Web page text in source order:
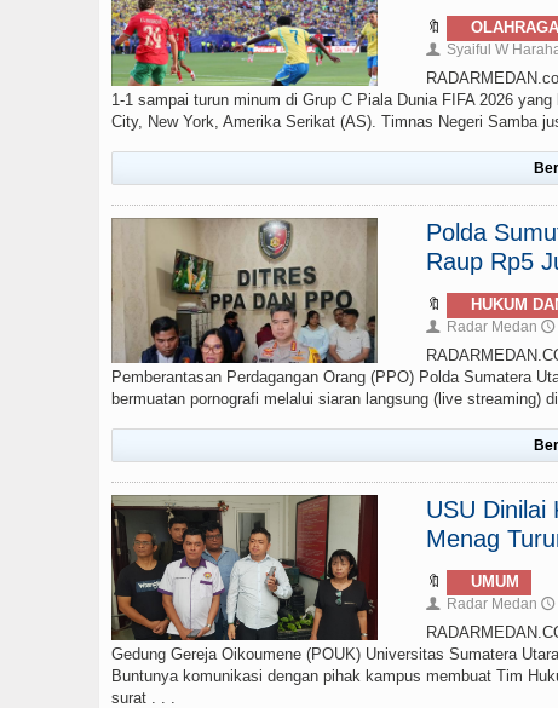
🔖 OLAHRAGA
👤 Syaiful W
1-1 sampai turun minum di Grup C Piala Dunia FIFA 2026
City, New York, Amerika Serikat (AS). Timnas Negeri Samba
Polda
Raup Rp5
🔖 HUKUM
👤 Radar Medan 🕔
Pemberantasan Perdagangan Orang (PPO) Polda Sumatera
bermuatan pornografi melalui siaran langsung (live streaming)
USU Dinilai
Menag
🔖 UMUM
👤 Radar Medan 🕔
Gedung Gereja Oikoumene (POUK) Universitas Sumatera
Buntunya komunikasi dengan pihak kampus membuat Tim
surat . . .